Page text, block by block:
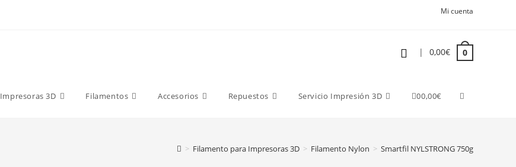
Mi cuenta
| 0,00€ 0
Impresoras 3D Filamentos Accesorios Repuestos Servicio Impresión 3D 00,00€
> Filamento para Impresoras 3D > Filamento Nylon > Smartfil NYLSTRONG 750g